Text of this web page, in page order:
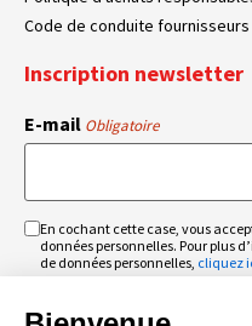
Code de conduite fournisseurs
Inscription newsletter
E-mail Obligatoire
RGPD
Obligatoire
En cochant cette case, vous
données personnelles. Pour plus
de données personnelles, cliquez